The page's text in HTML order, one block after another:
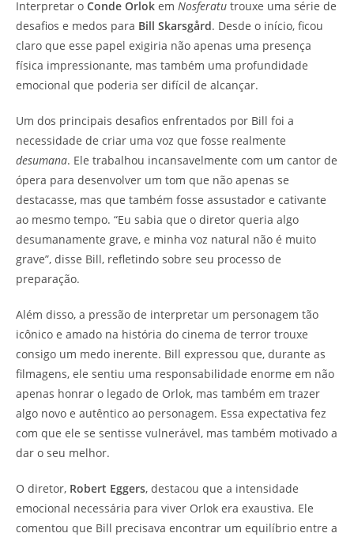
Interpretar o Conde Orlok em Nosferatu trouxe uma série de
desafios e medos para Bill Skarsgård. Desde o início, ficou
claro que esse papel exigiria não apenas uma presença
física impressionante, mas também uma profundidade
emocional que poderia ser difícil de alcançar.
Um dos principais desafios enfrentados por Bill foi a
necessidade de criar uma voz que fosse realmente
desumana. Ele trabalhou incansavelmente com um cantor de
ópera para desenvolver um tom que não apenas se
destacasse, mas que também fosse assustador e cativante
ao mesmo tempo. “Eu sabia que o diretor queria algo
desumanamente grave, e minha voz natural não é muito
grave”, disse Bill, refletindo sobre seu processo de
preparação.
Além disso, a pressão de interpretar um personagem tão
icônico e amado na história do cinema de terror trouxe
consigo um medo inerente. Bill expressou que, durante as
filmagens, ele sentiu uma responsabilidade enorme em não
apenas honrar o legado de Orlok, mas também em trazer
algo novo e autêntico ao personagem. Essa expectativa fez
com que ele se sentisse vulnerável, mas também motivado a
dar o seu melhor.
O diretor, Robert Eggers, destacou que a intensidade
emocional necessária para viver Orlok era exaustiva. Ele
comentou que Bill precisava encontrar um equilíbrio entre a